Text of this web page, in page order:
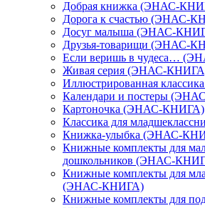
Добрая книжка (ЭНАС-
Дорога к счастью (ЭНАС-
Досуг малыша (ЭНАС-
Друзья-товарищи (ЭНАС-
Если веришь в чудеса…
Живая серия (ЭНАС-
Иллюстрированная
Календари и постеры
Картоночка (ЭНАС-КНИГА)
Классика для
Книжка-улыбка (ЭНАС-
Книжные комплекты для
дошкольников (ЭНАС-
Книжные комплекты для
(ЭНАС-КНИГА)
Книжные комплекты для